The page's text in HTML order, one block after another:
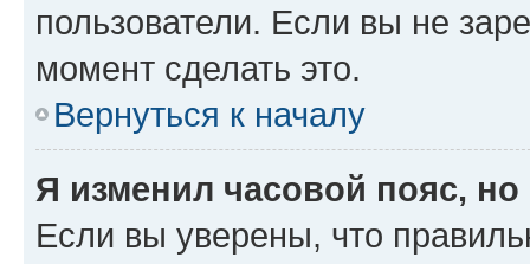
пользователи. Если вы не
момент сделать это.
Вернуться к началу
Я изменил часовой пояс,
Если вы уверены, что